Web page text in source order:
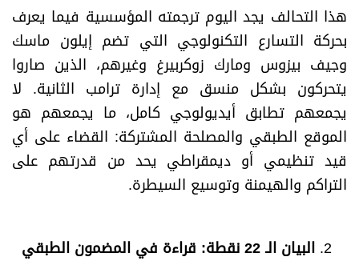
هذا التحالف يجد اليوم ترجمته المؤسسية فيما يعرف
بحركة التسارع التكنولوجي التي تضم إيلون ماسك
وجيف بيزوس ومارك زوكربيرغ وغيرهم، الذين صاروا
يتحركون بشكل منسق مع إدارة ترامب الثانية. لا
يجمعهم تطابق أيديولوجي كامل، ما يجمعهم هو
الموقع الطبقي والمصلحة المشتركة: القضاء على أي
قيد تنظيمي أو ديمقراطي يحد من قدرتهم على
التراكم والهيمنة وتوسيع السيطرة.
البيان الـ 22 نقطة: قراءة في المضمون الطبقي